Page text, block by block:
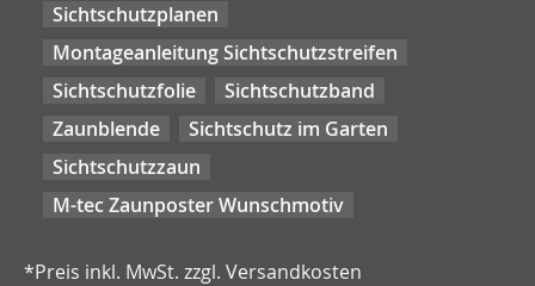
Sichtschutzplanen
Montageanleitung Sichtschutzstreifen
Sichtschutzfolie
Sichtschutzband
Zaunblende
Sichtschutz im Garten
Sichtschutzzaun
M-tec Zaunposter Wunschmotiv
*Preis inkl. MwSt. zzgl. Versandkosten